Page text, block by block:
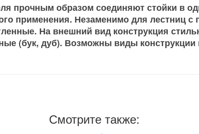
прочным образом соединяют стойки в
применения. Незаменимо для лестниц
На внешний вид конструкция
(бук, дуб). Возможны виды
Смотрите также: